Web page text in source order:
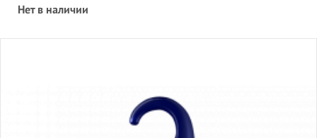
Нет в наличии